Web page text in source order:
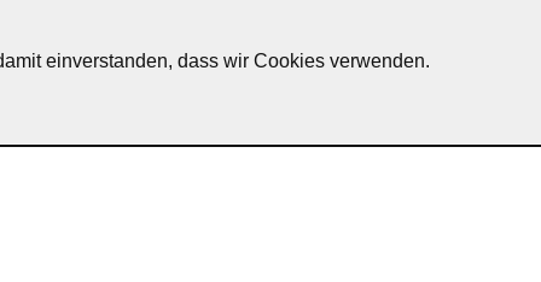
einverstanden, dass wir Cookies verwenden.